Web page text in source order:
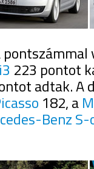
223 pontot
adtak.
182, a
Benz